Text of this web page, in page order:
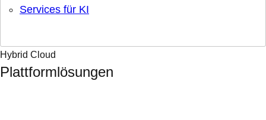
Services für KI
Hybrid Cloud
Plattformlösungen